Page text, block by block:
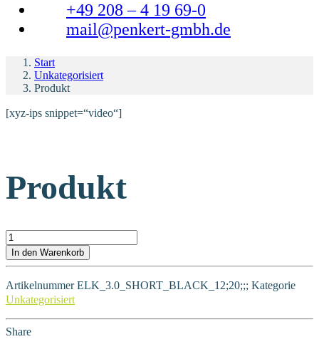
+49 208 – 4 19 69-0
mail@penkert-gmbh.de
Start
Unkategorisiert
Produkt
[xyz-ips snippet=“video“]
Produkt
Produkt Menge
In den Warenkorb
Artikelnummer ELK_3.0_SHORT_BLACK_12;20;;; Kategorie
Unkategorisiert
Share